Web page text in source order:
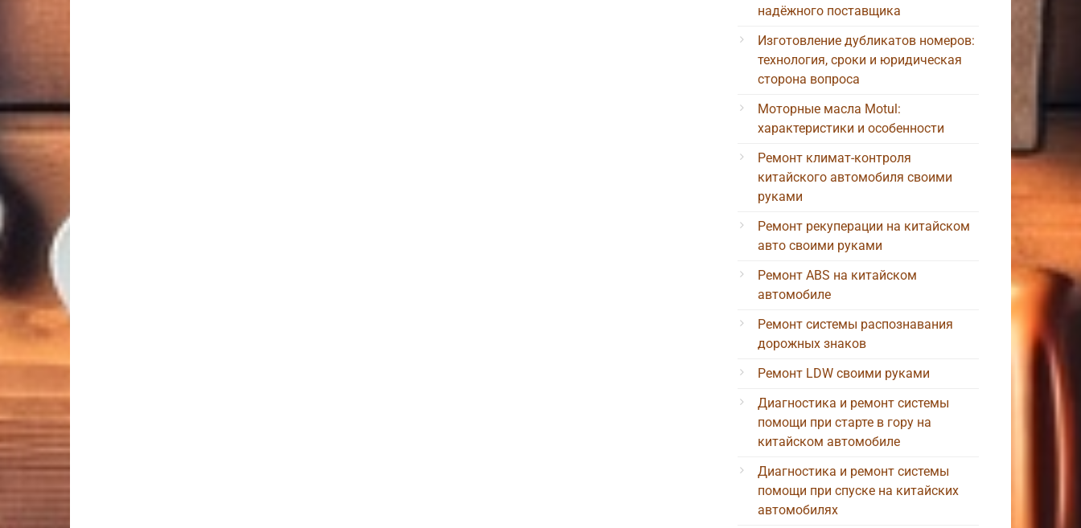
надёжного поставщика
Изготовление дубликатов номеров:
технология, сроки и юридическая
сторона вопроса
Моторные масла Motul:
характеристики и особенности
Ремонт климат-контроля
китайского автомобиля своими
руками
Ремонт рекуперации на китайском
авто своими руками
Ремонт ABS на китайском
автомобиле
Ремонт системы распознавания
дорожных знаков
Ремонт LDW своими руками
Диагностика и ремонт системы
помощи при старте в гору на
китайском автомобиле
Диагностика и ремонт системы
помощи при спуске на китайских
автомобилях